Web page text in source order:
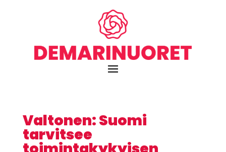
Valtonen: Suomi
tarvitsee